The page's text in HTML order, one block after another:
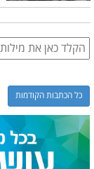
כל הכתבות הקודמות